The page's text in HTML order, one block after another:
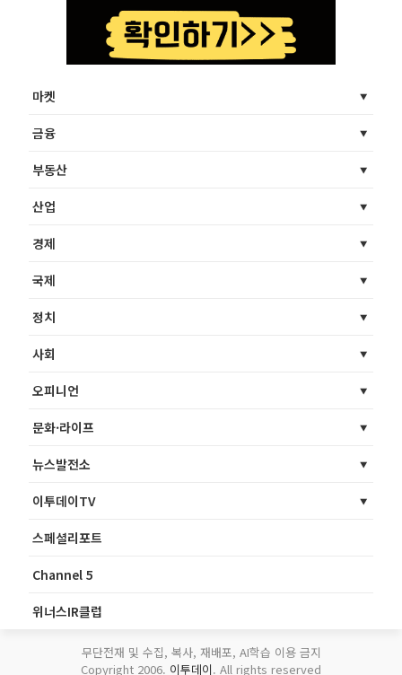
마켓
금융
부동산
산업
경제
국제
정치
사회
오피니언
문화·라이프
뉴스발전소
이투데이TV
스페셜리포트
Channel 5
위너스IR클럽
무단전재 및 수집, 복사, 재배포, AI학습 이용 금지
Copyright 2006. 이투데이. All rights reserved